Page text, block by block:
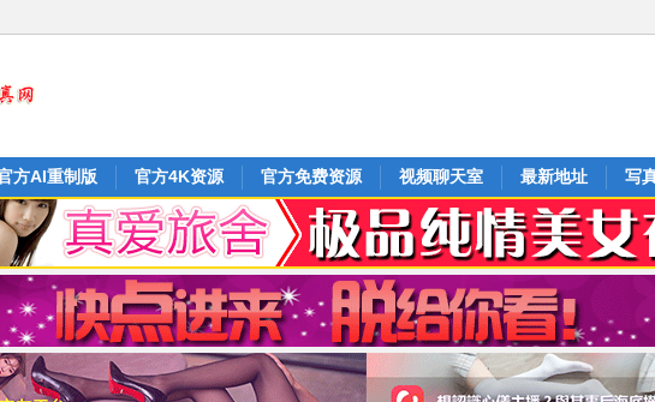
方AI重制版 官方4K资源 官方免费资源 视频聊天室 最新地址 写